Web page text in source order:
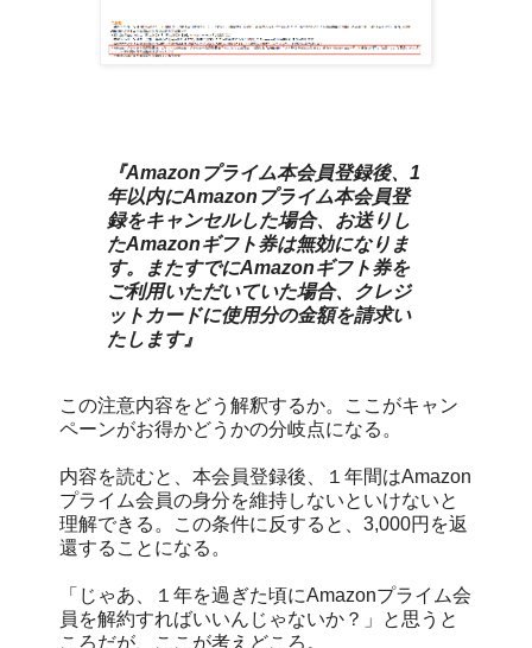
『Amazonプライム本会員登録後、1
年以内にAmazonプライム本会員登
録をキャンセルした場合、お送りし
たAmazonギフト券は無効になりま
す。またすでにAmazonギフト券を
ご利用いただいていた場合、クレジ
ットカードに使用分の金額を請求い
たします』
この注意内容をどう解釈するか。ここがキャン
ペーンがお得かどうかの分岐点になる。
内容を読むと、本会員登録後、１年間はAmazon
プライム会員の身分を維持しないといけないと
理解できる。この条件に反すると、3,000円を返
還することになる。
「じゃあ、１年を過ぎた頃にAmazonプライム会
員を解約すればいいんじゃないか？」と思うと
ころだが、ここが考えどころ。